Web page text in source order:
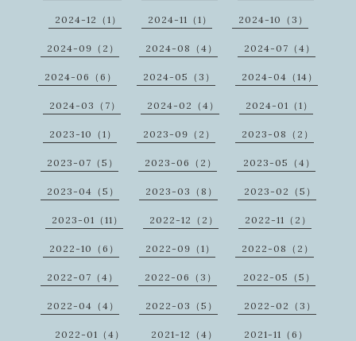
2024-12（1） 2024-11（1） 2024-10（3）
2024-09（2） 2024-08（4） 2024-07（4）
2024-06（6） 2024-05（3） 2024-04（14）
2024-03（7） 2024-02（4） 2024-01（1）
2023-10（1） 2023-09（2） 2023-08（2）
2023-07（5） 2023-06（2） 2023-05（4）
2023-04（5） 2023-03（8） 2023-02（5）
2023-01（11） 2022-12（2） 2022-11（2）
2022-10（6） 2022-09（1） 2022-08（2）
2022-07（4） 2022-06（3） 2022-05（5）
2022-04（4） 2022-03（5） 2022-02（3）
2022-01（4） 2021-12（4） 2021-11（6）